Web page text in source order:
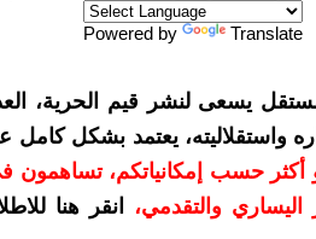
Powered by Translate
يسعى لنشر قيم الحرية،
واستقلاليته، يعتمد بشكل
سنويًا أو أكثر حسب إمكانياتكم،
اليساري والتقدمي،
انقر هنا